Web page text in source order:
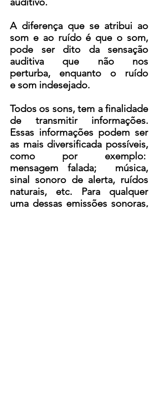
A diferença que se atribui ao
som e ao ruído é que o som,
pode ser dito da sensação
auditiva que não nos
perturba, enquanto o ruído
e som indesejado.
Todos os sons, tem a finalidade
de transmitir informações.
Essas informações podem ser
as mais diversificada possíveis,
como por exemplo:
mensagem falada; música,
sinal sonoro de alerta, ruídos
naturais, etc. Para qualquer
uma dessas emissões sonoras,